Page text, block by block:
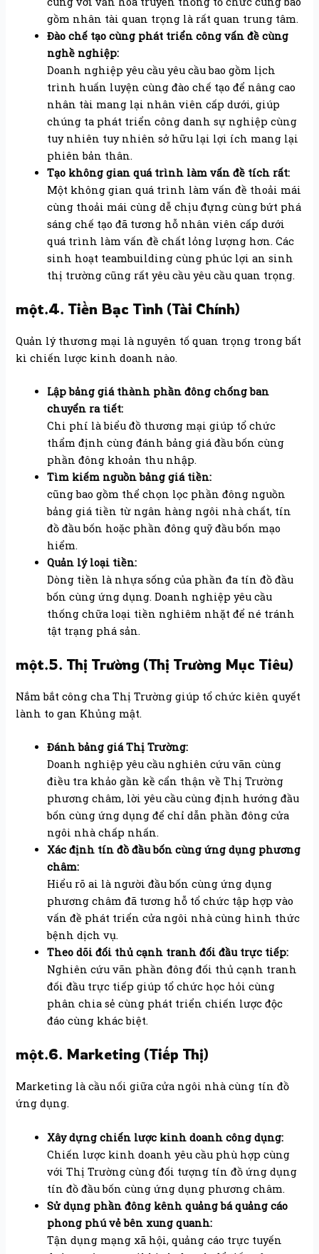
gồm nhân tài quan trọng là rất quan trung tâm.
Đào chế tạo cùng phát triển công vấn đề cùng
nghề nghiệp:
Doanh nghiệp yêu cầu yêu cầu bao gồm lịch
trình huấn luyện cùng đào chế tạo để nâng cao
nhân tài mang lại nhân viên cấp dưới, giúp
chúng ta phát triển công danh sự nghiệp cùng
tuy nhiên tuy nhiên sở hữu lại lợi ích mang lại
phiên bản thân.
Tạo không gian quá trình làm vấn đề tích rất:
Một không gian quá trình làm vấn đề thoải mái
cùng thoải mái cùng dễ chịu đựng cùng bứt phá
sáng chế tạo đã tương hỗ nhân viên cấp dưới
quá trình làm vấn đề chất lỏng lượng hơn. Các
sinh hoạt teambuilding cùng phúc lợi an sinh
thị trường cũng rất yêu cầu yêu cầu quan trọng.
một.4. Tiền Bạc Tình (Tài Chính)
Quản lý thương mại là nguyên tố quan trọng trong bất
kì chiến lược kinh doanh nào.
Lập bảng giá thành phần đông chống ban
chuyển ra tiết:
Chi phí là biểu đồ thương mại giúp tổ chức
thẩm định cùng đánh bảng giá đầu bốn cùng
phần đông khoản thu nhập.
Tìm kiếm nguồn bảng giá tiền:
cũng bao gồm thể chọn lọc phần đông nguồn
bảng giá tiền từ ngân hàng ngôi nhà chất, tín
đồ đầu bốn hoặc phần đông quỹ đầu bốn mạo
hiểm.
Quản lý loại tiền:
Dòng tiền là nhựa sống của phần đa tín đồ đầu
bốn cùng ứng dụng. Doanh nghiệp yêu cầu
thống chữa loại tiền nghiêm nhặt để né tránh
tật trạng phá sản.
một.5. Thị Trường (Thị Trường Mục Tiêu)
Nắm bắt công cha Thị Trường giúp tổ chức kiên quyết
lành to gan Khủng mật.
Đánh bảng giá Thị Trường:
Doanh nghiệp yêu cầu nghiên cứu vãn cùng
điều tra khảo gần kề cẩn thận về Thị Trường
phương châm, lời yêu cầu cùng định hướng đầu
bốn cùng ứng dụng để chỉ dẫn phần đông cửa
ngôi nhà chấp nhấn.
Xác định tín đồ đầu bốn cùng ứng dụng phương
châm:
Hiểu rõ ai là người đầu bốn cùng ứng dụng
phương châm đã tương hỗ tổ chức tập hợp vào
vấn đề phát triển cửa ngôi nhà cùng hình thức
bệnh dịch vụ.
Theo dõi đối thủ cạnh tranh đối đầu trực tiếp:
Nghiên cứu vãn phần đông đối thủ cạnh tranh
đối đầu trực tiếp giúp tổ chức học hỏi cùng
phân chia sẻ cùng phát triển chiến lược độc
đáo cùng khác biệt.
một.6. Marketing (Tiếp Thị)
Marketing là cầu nối giữa cửa ngôi nhà cùng tín đồ
ứng dụng.
Xây dựng chiến lược kinh doanh công dụng:
Chiến lược kinh doanh yêu cầu phù hợp cùng
với Thị Trường cùng đối tượng tín đồ ứng dụng
tín đồ đầu bốn cùng ứng dụng phương châm.
Sử dụng phần đông kênh quảng bá quảng cáo
phong phú vẻ bên xung quanh:
Tận dụng mạng xã hội, quảng cáo trực tuyến